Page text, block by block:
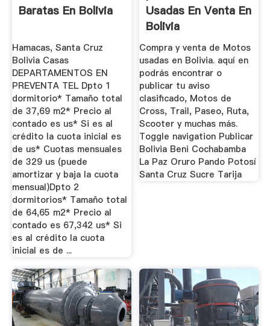
Baratas En Bolivia
Hamacas, Santa Cruz
Bolivia Casas
DEPARTAMENTOS EN
PREVENTA TEL Dpto 1
dormitorio* Tamaño total
de 37,69 m2* Precio al
contado es us* Si es al
crédito la cuota inicial es
de us* Cuotas mensuales
de 329 us (puede
amortizar y baja la cuota
mensual)Dpto 2
dormitorios* Tamaño total
de 64,65 m2* Precio al
contado es 67,342 us* Si
es al crédito la cuota
inicial es de ...
Usadas En Venta En
Bolivia
Compra y venta de Motos
usadas en Bolivia. aquí en
podrás encontrar o
publicar tu aviso
clasificado, Motos de
Cross, Trail, Paseo, Ruta,
Scooter y muchas más.
Toggle navigation Publicar
Bolivia Beni Cochabamba
La Paz Oruro Pando Potosí
Santa Cruz Sucre Tarija